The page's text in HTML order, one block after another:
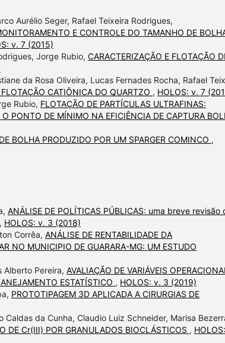
Aurélio Seger, Rafael Teixeira Rodrigues,
E CONTROLE DO TAMANHO DE
v. 7 (2015)
Jorge Rubio, CARACTERIZAÇÃO E FLOTAÇÃO
da Rosa Oliveira, Lucas Fernades Rocha, Rafael
CATIÔNICA DO QUARTZO , HOLOS: v. 7
Rubio, FLOTAÇÃO DE PARTÍCULAS ULTRAFINAS:
PONTO DE MÍNIMO NA EFICIÊNCIA DE CAPTURA
BOLHA PRODUZIDO POR UM SPARGER COMINCO ,
ANÁLISE DE POLÍTICAS PÚBLICAS: uma breve revisão
, HOLOS: v. 3 (2018)
Corrêa, ANÁLISE DE RENTABILIDADE DA
NO MUNICIPIO DE GUARARA-MG: UM ESTUDO
Alberto Pereira, AVALIAÇÃO DE VARIÁVEIS
ESTATÍSTICO , HOLOS: v. 3 (2019)
PROTOTIPAGEM 3D APLICADA A CIRURGIAS DE
da Cunha, Claudio Luiz Schneider, Marisa
DE Cr(III) POR GRANULADOS BIOCLÁSTICOS ,